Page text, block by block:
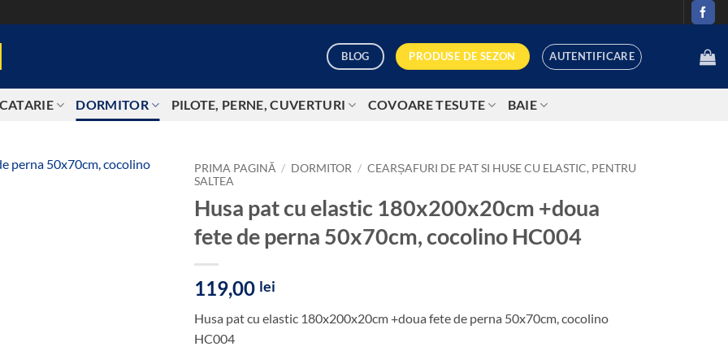
BLOG PRODUSE DE SEZON AUTENTIFICARE
DORMITOR PILOTE, PERNE, CUVERTURI COVOARE TESUTE BAIE
PRIMA PAGINĂ / DORMITOR / CEARȘAFURI DE PAT SI HUSE CU ELASTIC, PENTRU
SALTEA
Husa pat cu elastic 180x200x20cm +doua
fete de perna 50x70cm, cocolino HC004
119,00 lei
Husa pat cu elastic 180x200x20cm +doua fete de perna 50x70cm, cocolino
HC004